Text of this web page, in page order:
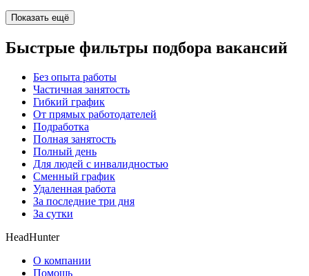
Показать ещё
Быстрые фильтры подбора вакансий
Без опыта работы
Частичная занятость
Гибкий график
От прямых работодателей
Подработка
Полная занятость
Полный день
Для людей с инвалидностью
Сменный график
Удаленная работа
За последние три дня
За сутки
HeadHunter
О компании
Помощь